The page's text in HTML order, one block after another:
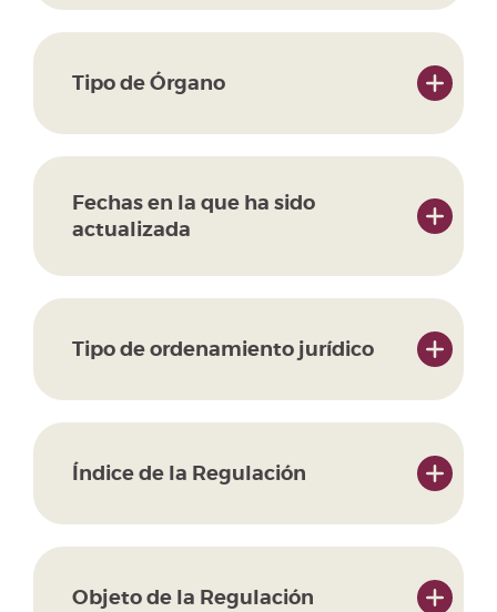
Tipo de Órgano
Fechas en la que ha sido
actualizada
Tipo de ordenamiento jurídico
Índice de la Regulación
Objeto de la Regulación